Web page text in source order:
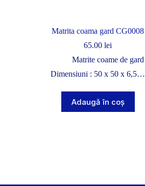
Matrita coama gard CG0008
65.00lei
Matrite coame de gard
Dimensiuni : 50 x 50 x 6,5…
Adaugă în coș